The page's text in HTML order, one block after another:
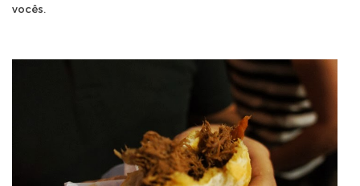
vocês.